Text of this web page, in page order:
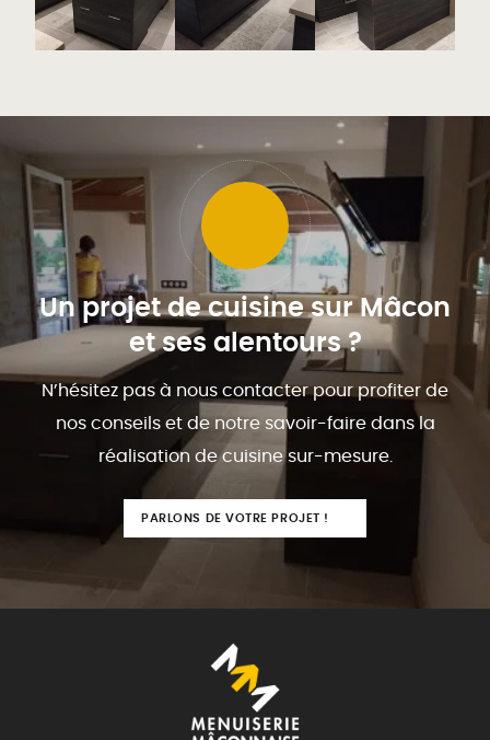
Un projet de cuisine sur Mâcon
et ses alentours ?
N’hésitez pas à nous contacter pour profiter de
nos conseils et de notre savoir-faire dans la
réalisation de cuisine sur-mesure.
PARLONS DE VOTRE PROJET !